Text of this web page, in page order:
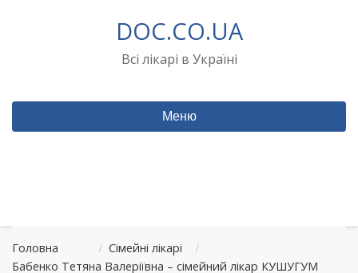
DOC.CO.UA
Всі лікарі в Україні
Меню
Головна / Сімейні лікарі
/
Бабенко Тетяна Валеріївна – сімейний лікар КУШУГУМ